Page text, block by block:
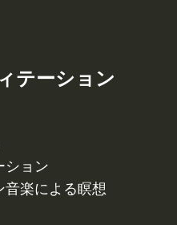
テーション
ション
音楽による瞑想